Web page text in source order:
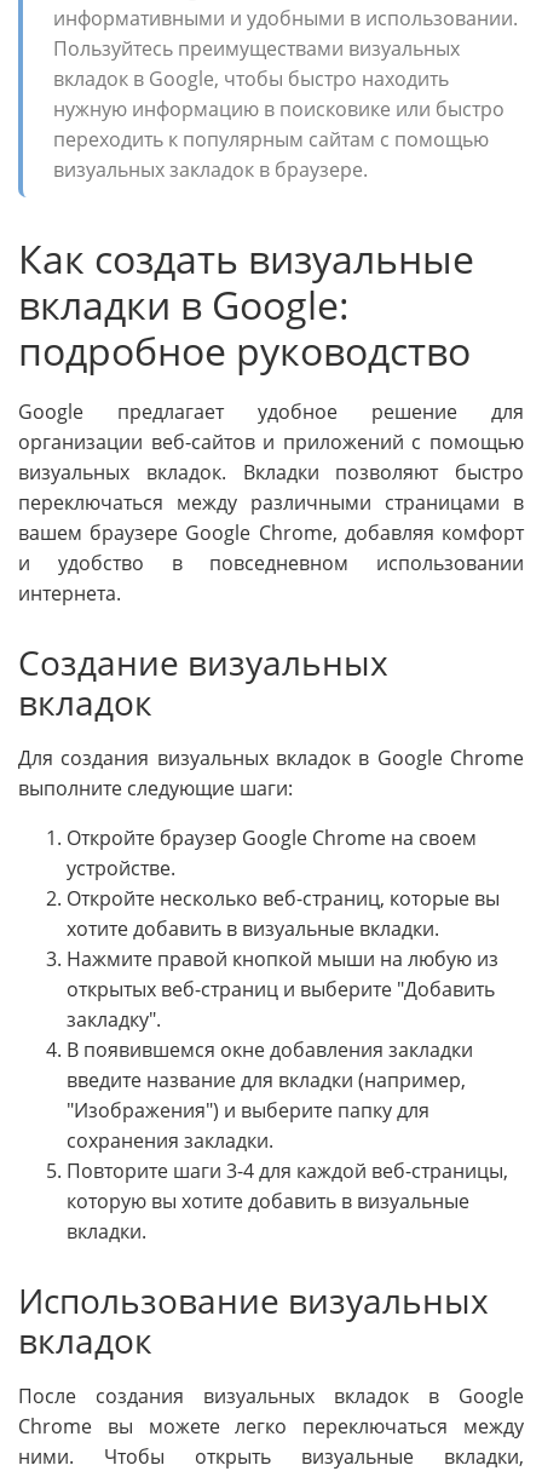
информативными и удобными в использовании.
Пользуйтесь преимуществами визуальных
вкладок в Google, чтобы быстро находить
нужную информацию в поисковике или быстро
переходить к популярным сайтам с помощью
визуальных закладок в браузере.
Как создать визуальные
вкладки в Google:
подробное руководство
Google предлагает удобное решение для
организации веб-сайтов и приложений с помощью
визуальных вкладок. Вкладки позволяют быстро
переключаться между различными страницами в
вашем браузере Google Chrome, добавляя комфорт
и удобство в повседневном использовании
интернета.
Создание визуальных
вкладок
Для создания визуальных вкладок в Google Chrome
выполните следующие шаги:
Откройте браузер Google Chrome на своем
устройстве.
Откройте несколько веб-страниц, которые вы
хотите добавить в визуальные вкладки.
Нажмите правой кнопкой мыши на любую из
открытых веб-страниц и выберите "Добавить
закладку".
В появившемся окне добавления закладки
введите название для вкладки (например,
"Изображения") и выберите папку для
сохранения закладки.
Повторите шаги 3-4 для каждой веб-страницы,
которую вы хотите добавить в визуальные
вкладки.
Использование визуальных
вкладок
После создания визуальных вкладок в Google
Chrome вы можете легко переключаться между
ними. Чтобы открыть визуальные вкладки,